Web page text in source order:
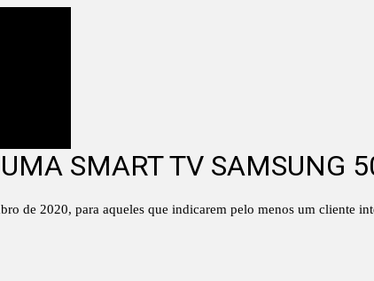
SMART TV SAMSUNG
de 2020, para aqueles que indicarem pelo menos um cliente